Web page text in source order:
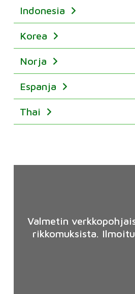
Indonesia
Korea
Norja
Espanja
Thai
Valmetin
rikkomuksista.